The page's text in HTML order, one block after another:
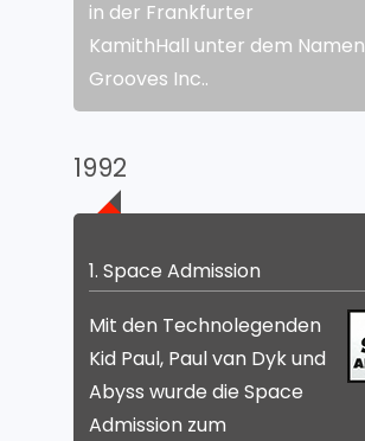
in der Frankfurter
KamithHall unter dem Namen
Grooves Inc..
1992
1. Space Admission
Mit den Technolegenden
Kid Paul, Paul van Dyk und
Abyss wurde die Space
Admission zum